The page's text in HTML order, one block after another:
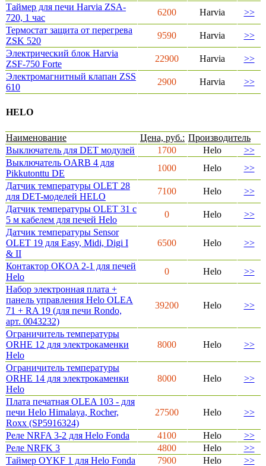
Таймер для печи Harvia ZSA-
720, 1 час
6200 Harvia
>>
Термостат защита от перегрева
ZSK 520
9590 Harvia
>>
Электрический блок Harvia
ZSF-750 Forte
22900 Harvia
>>
Электромагнитный клапан ZSS
610
2900 Harvia >>
HELO
Наименование Цена, руб.: Производитель
Выключатель для DET модулей
1700 Helo
>>
Выключатель ОARB 4 для
Pikkutonttu DE
1000 Helo
>>
Датчик температуры OLET 28
для DET-моделей HELO
7100 Helo
>>
Датчик температуры OLET 31 с
5 м кабелем для печей Helo
0 Helo
>>
Датчик температуры Sensor
OLET 19 для Easy, Midi, Digi I
& II
6500 Helo >>
Контактор OKOA 2-1 для печей
Helo
0 Helo
>>
Набор электронная плата +
панель управления Helo OLEA
71 + RA 19 (для печи Rondo,
арт. 0043232)
39200 Helo >>
Ограничитель температуры
ORHE 12 для электрокаменки
Helo
8000 Helo >>
Ограничитель температуры
ORHE 14 для электрокаменки
Helo
8000 Helo >>
Плата печатная OLEA 103 - для
печи Helo Himalaya, Rocher,
Roxx (SP5916324)
27500 Helo >>
Реле NRFA 3-2 для Helo Fonda 4100 Helo
>>
Реле NRFK 3
4800 Helo
>>
Таймер OYKF 1 для Helo Fonda
7900 Helo
>>